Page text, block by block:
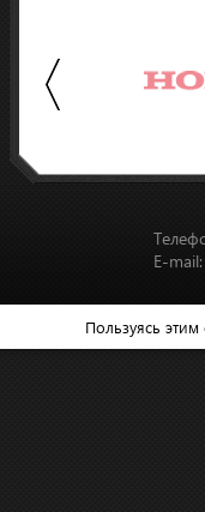
E-
Пользуясь